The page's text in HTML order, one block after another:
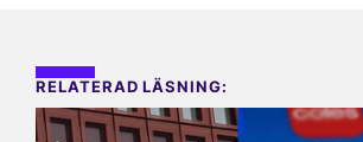
RELATERAD LÄSNING: